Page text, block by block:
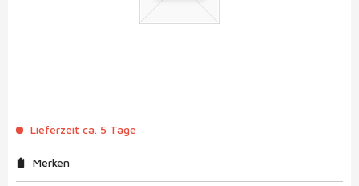
Lieferzeit ca. 5 Tage
Merken